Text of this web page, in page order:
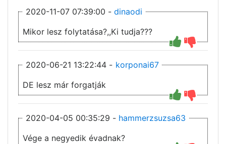
2020-11-07 07:39:00 - dinaodi
Mikor lesz folytatása?,,Ki tudja???
2020-06-21 13:22:44 - korponai67
DE lesz már forgatják
2020-04-05 00:35:29 - hammerzsuzsa63
Vége a negyedik évadnak?